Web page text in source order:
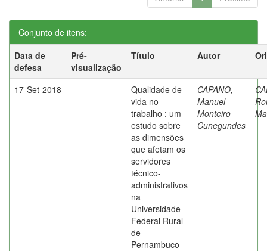
Conjunto de itens:
Data de
defesa
Pré-
visualização
Título Autor
17-Set-2018
Qualidade de
vida no
trabalho : um
estudo sobre
as dimensões
que afetam os
servidores
técnico-
administrativos
na
Universidade
Federal Rural
de
Pernambuco
CAPANO,
Manuel
Monteiro
Cunegundes